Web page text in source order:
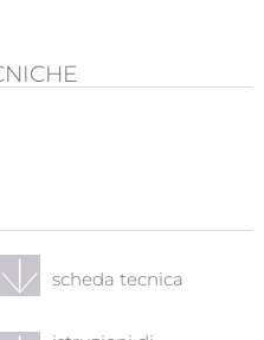
scheda tecnica